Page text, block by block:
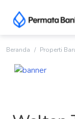
content
Beranda Properti